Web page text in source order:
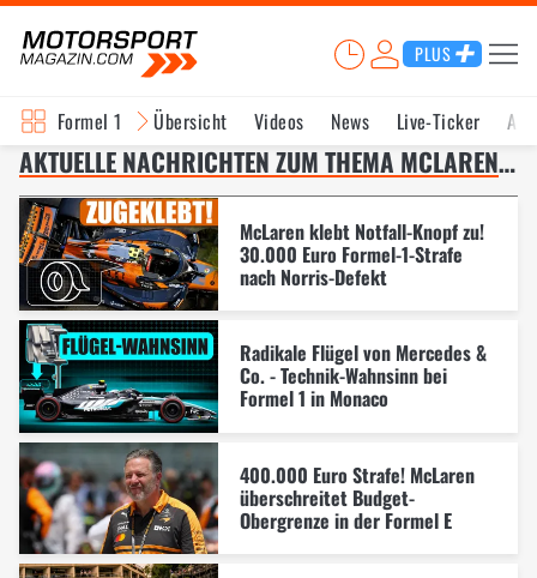
PLUS
Formel 1 Übersicht Videos News Live-Ticker
AKTUELLE NACHRICHTEN ZUM THEMA MCLAREN – SEITE 4
McLaren klebt Notfall-Knopf zu!
30.000 Euro Formel-1-Strafe
nach Norris-Defekt
Radikale Flügel von Mercedes &
Co. - Technik-Wahnsinn bei
Formel 1 in Monaco
400.000 Euro Strafe! McLaren
überschreitet Budget-
Obergrenze in der Formel E